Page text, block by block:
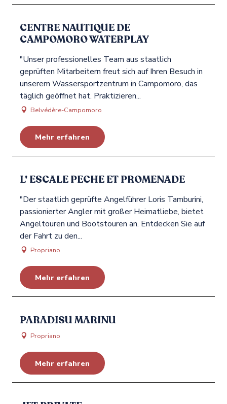
CENTRE NAUTIQUE DE
CAMPOMORO WATERPLAY
"Unser professionelles Team aus staatlich
geprüften Mitarbeitern freut sich auf Ihren Besuch in
unserem Wassersportzentrum in Campomoro, das
täglich geöffnet hat. Praktizieren...
Belvédère-Campomoro
Mehr erfahren
L' ESCALE PECHE ET PROMENADE
"Der staatlich geprüfte Angelführer Loris Tamburini,
passionierter Angler mit großer Heimatliebe, bietet
Angeltouren und Bootstouren an. Entdecken Sie auf
der Fahrt zu den...
Propriano
Mehr erfahren
PARADISU MARINU
Propriano
Mehr erfahren